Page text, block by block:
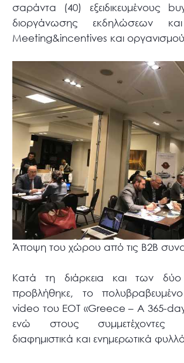
σαράντα (40) εξειδικευμένους
διοργάνωσης εκδηλώσεων
Meeting&incentives και
Άποψη του χώρου από τις Β2Β
Κατά τη διάρκεια και των
προβλήθηκε, το
video του ΕΟΤ «Greece – Α 365-
ενώ στους συμμετέχοντες
διαφημιστικά και ενημερωτικά